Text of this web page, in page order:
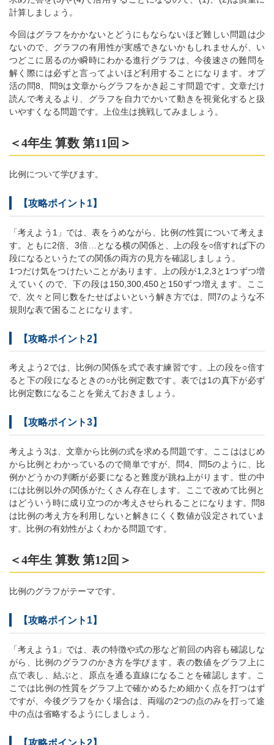
計算しましょう。
今回はグラフをかかないとどうにもならないほど難しい問題は少
ないので、グラフの有用性が実感できないかもしれませんが、い
つどこに居るのか瞬時にわかる進行グラフは、今後速さの難問を
解く際には必ずと言ってよいほど利用することになります。オプ
活の問8、問9は文章からグラフをかき起こす問題です。文章だけ
読んで考えるより、グラフを自力でかいて動きを視覚化すると扱
いやすくなる問題です。上位生は挑戦してみましょう。
＜4年生 算数 第11回＞
比例について学びます。
【攻略ポイント1】
「考えよう1」では、表をうめながら、比例の性質について考えま
す。ともに2倍、3倍…となる横の関係と、上の段を○倍すれば下の
段になるというたての関係の両方の見方を確認しましょう。
1つだけ気をつけたいことがあります。上の段が1,2,3と1つずつ増
えていくので、下の段は150,300,450と150ずつ増えます。ここ
で、次々と同じ数をたせばよいという解き方では、問7のような不
規則な表で困ることになります。
【攻略ポイント2】
考えよう2では、比例の関係を式で表す練習です。上の段を○倍す
ると下の段になるときの○が比例定数です。表では1の真下が必ず
比例定数になることを覚えておきましょう。
【攻略ポイント3】
考えよう3は、文章から比例の式を求める問題です。ここははじめ
から比例とわかっているので簡単ですが、問4、問5のように、比
例かどうかの判断が必要になると難度が跳ね上がります。世の中
には比例以外の関係がたくさん存在します。ここで改めて比例と
はどういう時に成り立つのか考えさせられることになります。問8
は比例の考え方を利用しないと解きにくく数値が設定されていま
す。比例の有効性がよくわかる問題です。
＜4年生 算数 第12回＞
比例のグラフがテーマです。
【攻略ポイント1】
「考えよう1」では、表の特徴や式の形など前回の内容も確認しな
がら、比例のグラフのかき方を学びます。表の数値をグラフ上に
点で表し、結ぶと、原点を通る直線になることを確認します。こ
こでは比例の性質をグラフ上で確かめるため細かく点を打つはず
ですが、今後グラフをかく場合は、両端の2つの点のみを打って途
中の点は省略するようにしましょう。
【攻略ポイント2】